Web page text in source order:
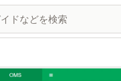
の画像ギャラリー